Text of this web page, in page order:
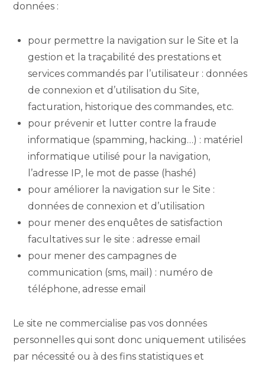
données :
pour permettre la navigation sur le Site et la
gestion et la traçabilité des prestations et
services commandés par l’utilisateur : données
de connexion et d’utilisation du Site,
facturation, historique des commandes, etc.
pour prévenir et lutter contre la fraude
informatique (spamming, hacking…) : matériel
informatique utilisé pour la navigation,
l’adresse IP, le mot de passe (hashé)
pour améliorer la navigation sur le Site :
données de connexion et d’utilisation
pour mener des enquêtes de satisfaction
facultatives sur le site : adresse email
pour mener des campagnes de
communication (sms, mail) : numéro de
téléphone, adresse email
Le site ne commercialise pas vos données
personnelles qui sont donc uniquement utilisées
par nécessité ou à des fins statistiques et